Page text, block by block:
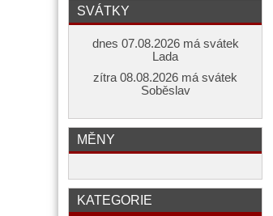
SVÁTKY
dnes 07.08.2026 má svátek
Lada
zítra 08.08.2026 má svátek
Soběslav
MĚNY
KATEGORIE